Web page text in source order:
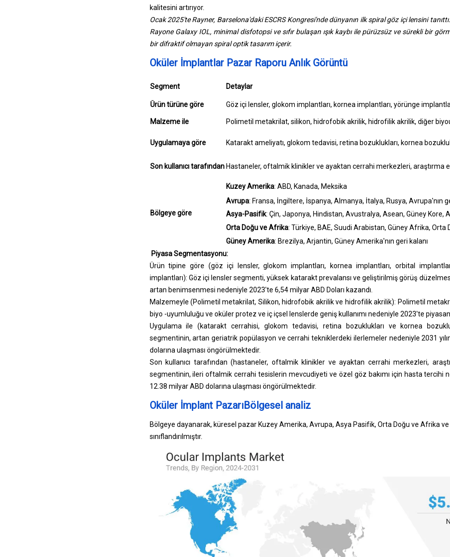
kalitesini artırıyor.
Ocak 2025'te Rayner, Barselona'daki ESCRS Kongresi'nde dünyanın ilk spiral göz içi lensini
Rayone Galaxy IOL, minimal disfotopsi ve sıfır bulaşan ışık kaybı ile pürüzsüz ve sürekli bir
bir difraktif olmayan spiral optik tasarım içerir.
Oküler İmplantlar Pazar Raporu Anlık Görüntü
Segment Detaylar
Ürün türüne göre Göz içi lensler, glokom implantları, kornea implantları, yörünge
Malzeme ile Polimetil metakrilat, silikon, hidrofobik akrilik, hidrofilik akrilik, diğer
Uygulamaya göre Katarakt ameliyatı, glokom tedavisi, retina bozuklukları, kornea
Son kullanıcı tarafından Hastaneler, oftalmik klinikler ve ayaktan cerrahi merkezleri, araştırma
Bölgeye göre
Kuzey Amerika: ABD, Kanada, Meksika
Avrupa: Fransa, İngiltere, İspanya, Almanya, İtalya, Rusya, Avrupa'nın
Asya-Pasifik: Çin, Japonya, Hindistan, Avustralya, Asean, Güney Kore,
Orta Doğu ve Afrika: Türkiye, BAE, Suudi Arabistan, Güney Afrika, Orta
Güney Amerika: Brezilya, Arjantin, Güney Amerika'nın geri kalanı
Piyasa Segmentasyonu:
Ürün tipine göre (göz içi lensler, glokom implantları, kornea implantları, orbital
implantları): Göz içi lensler segmenti, yüksek katarakt prevalansı ve geliştirilmiş görüş
artan benimsenmesi nedeniyle 2023'te 6,54 milyar ABD Doları kazandı.
Malzemeyle (Polimetil metakrilat, Silikon, hidrofobik akrilik ve hidrofilik akrilik): Polimetil
biyo -uyumluluğu ve oküler protez ve iç içsel lenslerde geniş kullanımı nedeniyle 2023'te
Uygulama ile (katarakt cerrahisi, glokom tedavisi, retina bozuklukları ve kornea
segmentinin, artan geriatrik popülasyon ve cerrahi tekniklerdeki ilerlemeler nedeniyle 2031
dolarına ulaşması öngörülmektedir.
Son kullanıcı tarafından (hastaneler, oftalmik klinikler ve ayaktan cerrahi merkezleri,
segmentinin, ileri oftalmik cerrahi tesislerin mevcudiyeti ve özel göz bakımı için hasta tercihi
12.38 milyar ABD dolarına ulaşması öngörülmektedir.
Oküler İmplant PazarıBölgesel analiz
Bölgeye dayanarak, küresel pazar Kuzey Amerika, Avrupa, Asya Pasifik, Orta Doğu ve Afrika
sınıflandırılmıştır.